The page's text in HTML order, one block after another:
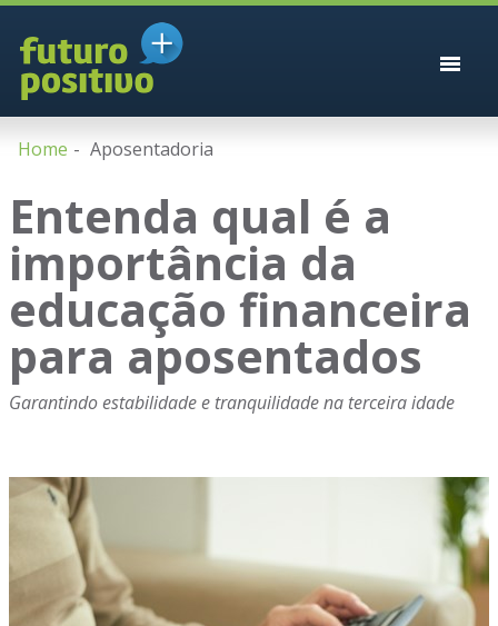
Home Aposentadoria
Entenda qual é a
importância da
educação financeira
para aposentados
Garantindo estabilidade e tranquilidade na terceira idade